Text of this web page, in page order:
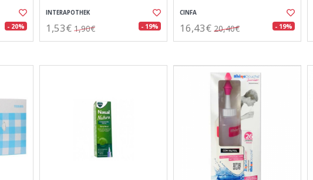
- 20%
INTERAPOTHEK
1,53€ 1,90€ - 19%
CINFA
16,43€ 20,40€ - 19%